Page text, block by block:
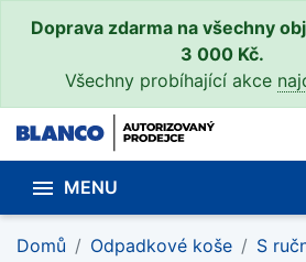
Doprava zdarma na všechny
3 000 Kč.
Všechny probíhající akce
 MENU
Domů Odpadkové koše S